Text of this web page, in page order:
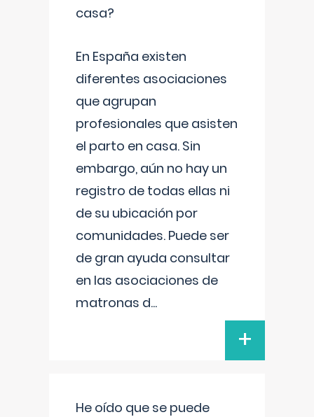
casa?
En España existen
diferentes asociaciones
que agrupan
profesionales que asisten
el parto en casa. Sin
embargo, aún no hay un
registro de todas ellas ni
de su ubicación por
comunidades. Puede ser
de gran ayuda consultar
en las asociaciones de
matronas d...
+
He oído que se puede